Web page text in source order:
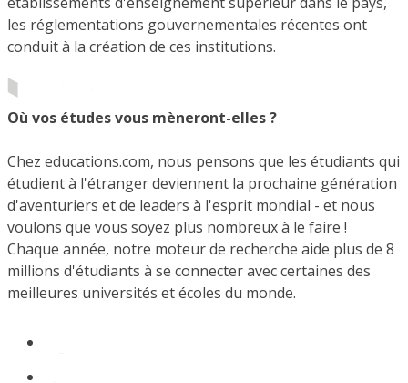
les réglementations gouvernementales récentes ont
conduit à la création de ces institutions.
Où vos études vous mèneront-elles ?
Chez educations.com, nous pensons que les étudiants qui
étudient à l'étranger deviennent la prochaine génération
d'aventuriers et de leaders à l'esprit mondial - et nous
voulons que vous soyez plus nombreux à le faire !
Chaque année, notre moteur de recherche aide plus de 8
millions d'étudiants à se connecter avec certaines des
meilleures universités et écoles du monde.